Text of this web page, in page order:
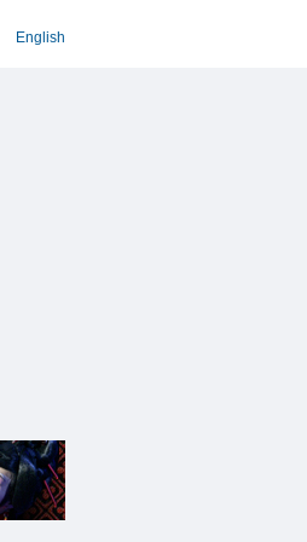
English